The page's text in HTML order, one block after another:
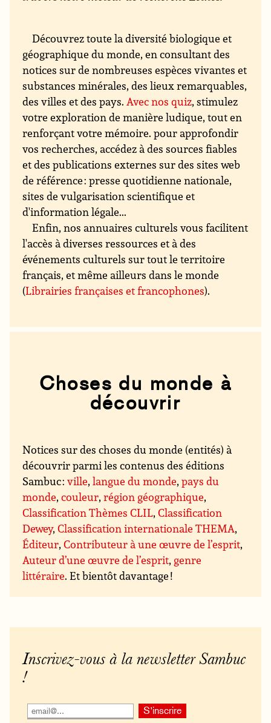
Découvrez toute la diversité biologique et
géographique du monde, en consultant des
notices sur de nombreuses espèces vivantes et
substances minérales, des lieux remarquables,
des villes et des pays. Avec nos quiz, stimulez
votre exploration de manière ludique, tout en
renforçant votre mémoire. pour approfondir
vos recherches, accédez à des sources fiables
et des publications externes sur des sites web
de référence : presse quotidienne nationale,
sites de vulgarisation scientifique et
d'information légale...
Enfin, nos annuaires culturels vous facilitent
l'accès à diverses ressources et à des
événements culturels sur tout le territoire
français, et même ailleurs dans le monde
(Librairies françaises et francophones).
Choses du monde à
découvrir
Notices sur des choses du monde (entités) à
découvrir parmi les contenus des éditions
Sambuc :ville,langue du monde,pays du
monde,couleur,région géographique,
Classification Thèmes CLIL,Classification
Dewey,Classification internationale THEMA,
Éditeur,Contributeur à une œuvre de l’esprit,
Auteur d’une œuvre de l’esprit, genre
littéraire. Et bientôt davantage !
Inscrivez-vous à la newsletter Sambuc
!